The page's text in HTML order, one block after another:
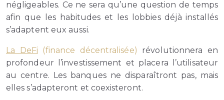
négligeables. Ce ne sera qu’une question de temps
afin que les habitudes et les lobbies déjà installés
s’adaptent eux aussi.
La DeFi (finance décentralisée) révolutionnera en
profondeur l’investissement et placera l’utilisateur
au centre. Les banques ne disparaîtront pas, mais
elles s’adapteront et coexisteront.